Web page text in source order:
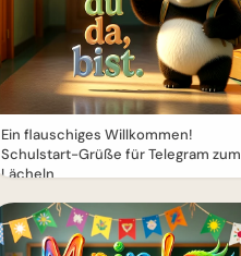
Ein flauschiges Willkommen!
Schulstart-Grüße für Telegram zum
Lächeln